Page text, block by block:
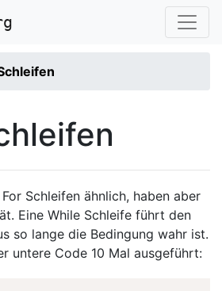
Schleifen ähnlich, haben aber
Eine While Schleife führt den
so lange die Bedingung wahr ist.
untere Code 10 Mal ausgeführt: